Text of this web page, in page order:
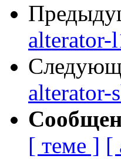
alterator-
alterator-
[ теме ] [